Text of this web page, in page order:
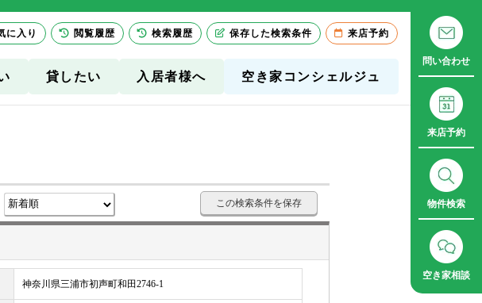
貸したい 入居者様へ 空き家コンシェルジュ
問い合わせ
来店予約
物件検索
空き家相談
この検索条件を保存
神奈川県三浦市初声町和田2746-1
に入り 閲覧履歴 検索履歴 保存した検索条件 来店予約